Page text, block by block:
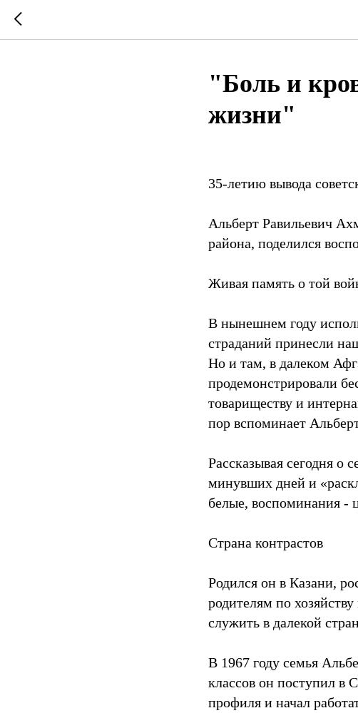
"Боль и
жизни"
35-летию вывода
Альберт Равильевич
района, поделился
Живая память о той
В нынешнем году
страданий принесли
Но и там, в далеком
продемонстрировали
товариществу и
пор вспоминает
Рассказывая сегодня о
минувших дней и
белые, воспоминания -
Страна контрастов
Родился он в Казани,
родителям по
служить в далекой
В 1967 году семья
классов он поступил в
профиля и начал